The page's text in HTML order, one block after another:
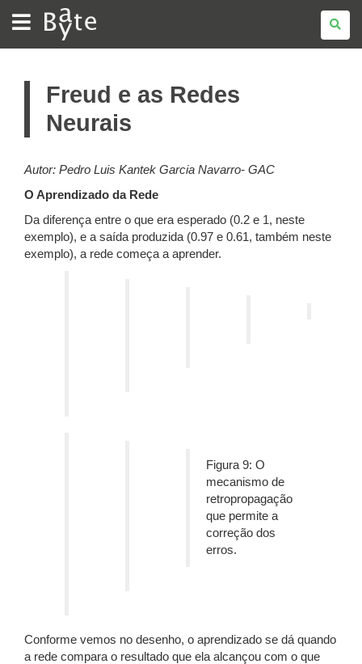
BATE
BYTE
Freud e as Redes
Neurais
Autor: Pedro Luis Kantek Garcia Navarro- GAC
O Aprendizado da Rede
Da diferença entre o que era esperado (0.2 e 1, neste
exemplo), e a saída produzida (0.97 e 0.61, também neste
exemplo), a rede começa a aprender.
Figura 9: O
mecanismo de
retropropagação
que permite a
correção dos
erros.
Conforme vemos no desenho, o aprendizado se dá quando
a rede compara o resultado que ela alcançou com o que